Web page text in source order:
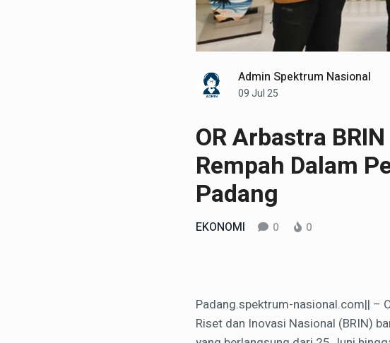
Admin Spektrum Nasional
09 Jul 25
OR Arbastra
Rempah Dalam
Padang
EKONOMI 0 0
Padang.spektrum-nasional.com|| –
Riset dan Inovasi Nasional (BRIN)